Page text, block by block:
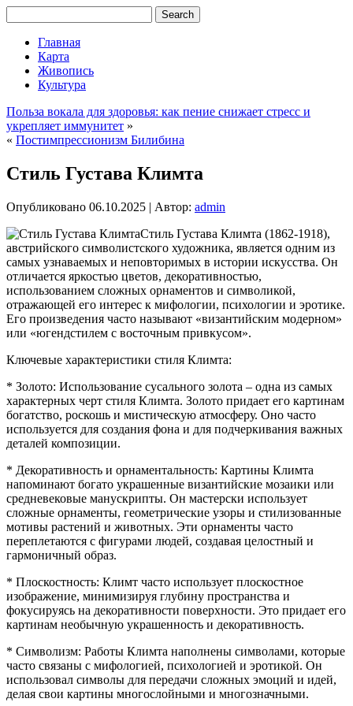
Главная
Карта
Живопись
Культура
Польза вокала для здоровья: как пение снижает стресс и
укрепляет иммунитет »
« Постимпрессионизм Билибина
Стиль Густава Климта
Опубликовано 06.10.2025 | Автор: admin
Стиль Густава Климта (1862-1918),
австрийского символистского художника, является одним из
самых узнаваемых и неповторимых в истории искусства. Он
отличается яркостью цветов, декоративностью,
использованием сложных орнаментов и символикой,
отражающей его интерес к мифологии, психологии и эротике.
Его произведения часто называют «византийским модерном»
или «югендстилем с восточным привкусом».
Ключевые характеристики стиля Климта:
* Золото: Использование сусального золота – одна из самых
характерных черт стиля Климта. Золото придает его картинам
богатство, роскошь и мистическую атмосферу. Оно часто
используется для создания фонa и для подчеркивания важных
деталей композиции.
* Декоративность и орнаментальность: Картины Климта
напоминают богато украшенные византийские мозаики или
средневековые манускрипты. Он мастерски использует
сложные орнаменты, геометрические узоры и стилизованные
мотивы растений и животных. Эти орнаменты часто
переплетаются с фигурами людей, создавая целостный и
гармоничный образ.
* Плоскостность: Климт часто использует плоскостное
изображение, минимизируя глубину пространства и
фокусируясь на декоративности поверхности. Это придает его
картинам необычную украшенность и декоративность.
* Символизм: Работы Климта наполнены символами, которые
часто связаны с мифологией, психологией и эротикой. Он
использовал символы для передачи сложных эмоций и идей,
делая свои картины многослойными и многозначными.